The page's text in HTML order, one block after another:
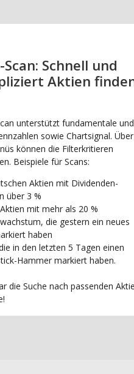
Scan: Schnell und
Aktien
unterstützt fundamentale und
sowie Chartsignal. Über
können die Filterkritieren
Beispiele für Scans:
Aktien mit Dividenden-
über 3 %
mit mehr als 20 %
die gestern ein neues
haben
in den letzten 5 Tagen einen
Hammer markiert haben.
die Suche nach passenden